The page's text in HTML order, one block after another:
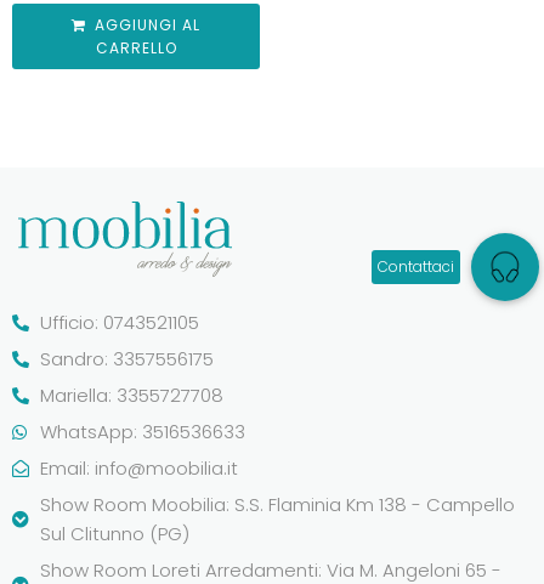
AGGIUNGI AL
CARRELLO
Ufficio: 0743521105
Sandro: 3357556175
Mariella: 3355727708
WhatsApp: 3516536633
Email: info@moobilia.it
Show Room Moobilia: S.S. Flaminia Km 138 - Campello
Sul Clitunno (PG)
Show Room Loreti Arredamenti: Via M. Angeloni 65 -